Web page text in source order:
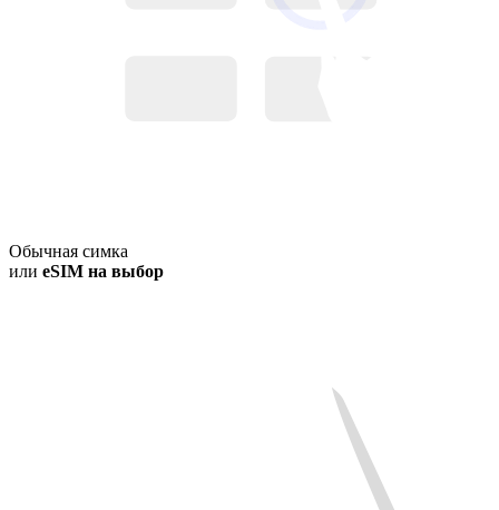
Обычная симка
или eSIM на выбор